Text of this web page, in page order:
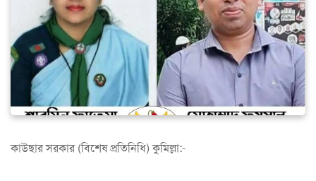
কাউছার সরকার (বিশেষ প্রতিনিধি) কুমিল্লা:-